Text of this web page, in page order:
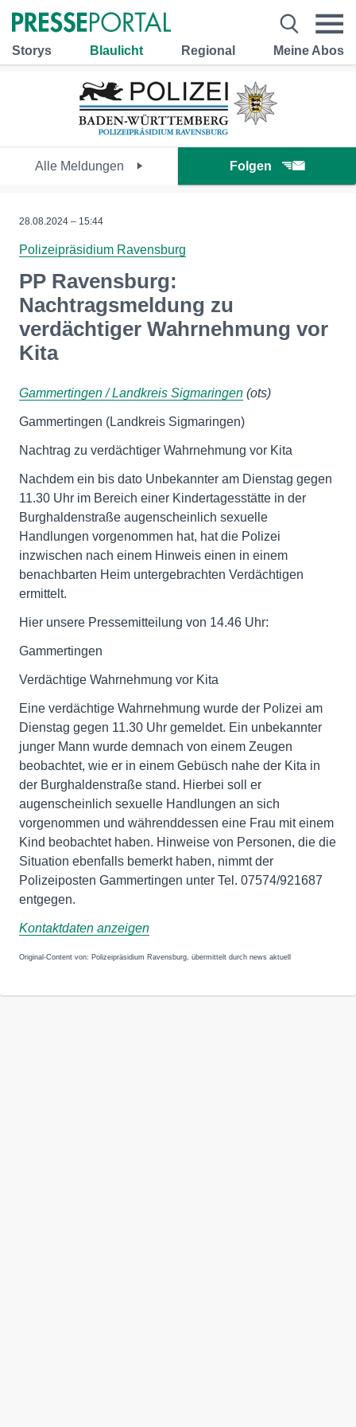
Storys Blaulicht Regional Meine Abos
Alle Meldungen Folgen
28.08.2024 – 15:44
Polizeipräsidium Ravensburg
PP Ravensburg:
Nachtragsmeldung zu
verdächtiger Wahrnehmung vor
Kita
Gammertingen / Landkreis Sigmaringen (ots)
Gammertingen (Landkreis Sigmaringen)
Nachtrag zu verdächtiger Wahrnehmung vor Kita
Nachdem ein bis dato Unbekannter am Dienstag gegen
11.30 Uhr im Bereich einer Kindertagesstätte in der
Burghaldenstraße augenscheinlich sexuelle
Handlungen vorgenommen hat, hat die Polizei
inzwischen nach einem Hinweis einen in einem
benachbarten Heim untergebrachten Verdächtigen
ermittelt.
Hier unsere Pressemitteilung von 14.46 Uhr:
Gammertingen
Verdächtige Wahrnehmung vor Kita
Eine verdächtige Wahrnehmung wurde der Polizei am
Dienstag gegen 11.30 Uhr gemeldet. Ein unbekannter
junger Mann wurde demnach von einem Zeugen
beobachtet, wie er in einem Gebüsch nahe der Kita in
der Burghaldenstraße stand. Hierbei soll er
augenscheinlich sexuelle Handlungen an sich
vorgenommen und währenddessen eine Frau mit einem
Kind beobachtet haben. Hinweise von Personen, die die
Situation ebenfalls bemerkt haben, nimmt der
Polizeiposten Gammertingen unter Tel. 07574/921687
entgegen.
Kontaktdaten anzeigen
Original-Content von: Polizeipräsidium Ravensburg, übermittelt durch news aktuell